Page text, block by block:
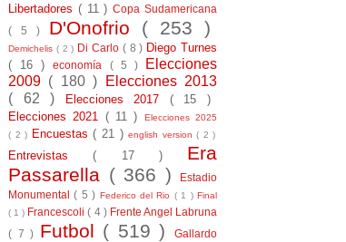
Libertadores ( 11 )Copa Sudamericana
( 5 ) D'Onofrio ( 253 )
Demichelis ( 2 ) Di Carlo ( 8 ) Diego Turnes
( 16 )economía ( 5 )
Elecciones
2009 ( 180 )
Elecciones 2013
( 62 )
Elecciones 2017 ( 15 )
Elecciones 2021 ( 11 )
Elecciones 2025
( 2 )
Encuestas( 21 )english version( 2 )
Entrevistas( 17 ) Era
Passarella ( 366 )
Estadio
Monumental( 5 ) Federico del Rio ( 1 )Final
( 1 ) Francescoli( 4 ) Frente Angel Labruna
( 7 ) Futbol ( 519 )Gallardo